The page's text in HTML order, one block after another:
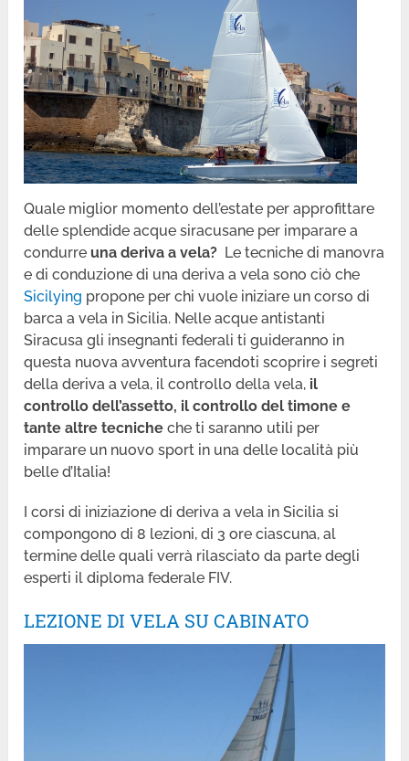
Quale miglior momento dell’estate per approfittare
delle splendide acque siracusane per imparare a
condurre una deriva a vela? Le tecniche di manovra
e di conduzione di una deriva a vela sono ciò che
Sicilying propone per chi vuole iniziare un corso di
barca a vela in Sicilia. Nelle acque antistanti
Siracusa gli insegnanti federali ti guideranno in
questa nuova avventura facendoti scoprire i segreti
della deriva a vela, il controllo della vela, il
controllo dell’assetto, il controllo del timone e
tante altre tecniche che ti saranno utili per
imparare un nuovo sport in una delle località più
belle d’Italia!
I corsi di iniziazione di deriva a vela in Sicilia si
compongono di 8 lezioni, di 3 ore ciascuna, al
termine delle quali verrà rilasciato da parte degli
esperti il diploma federale FIV.
LEZIONE DI VELA SU CABINATO